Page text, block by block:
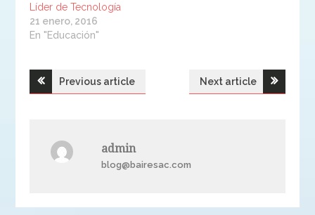
Líder de Tecnología
21 enero, 2016
En "Educación"
Navegación
entradas
Previous article Next article
admin
blog@bairesac.com